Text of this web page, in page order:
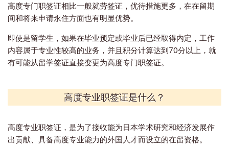
高度专门职签证相比一般就劳签证，优待措施更多，在在留期
间和将来申请永住方面也有明显优势。
即使是留学生，如果在毕业预定或毕业后已经取得内定，工作
内容属于专业性较高的业务，并且积分计算达到70分以上，就
有可能从留学签证直接变更为高度专门职签证。
高度专业职签证是什么？
高度专业职签证，是为了接收能为日本学术研究和经济发展作
出贡献、具备高度专业能力的外国人才而设立的在留资格。